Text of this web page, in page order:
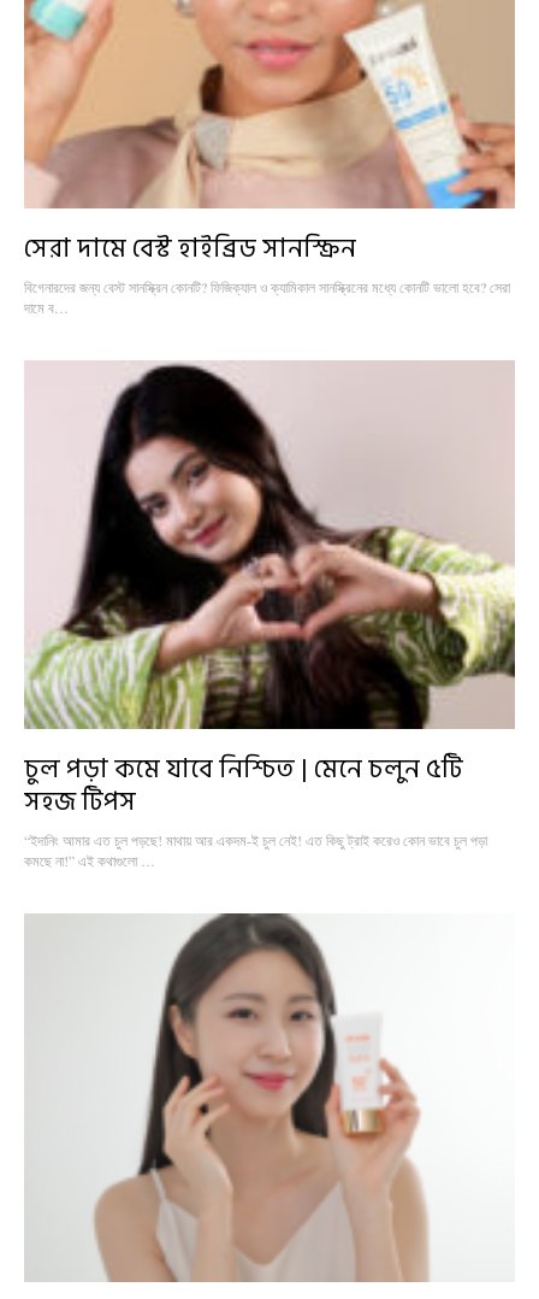
সেরা দামে বেস্ট হাইব্রিড সানস্ক্রিন
বিগেনারদের জন্য বেস্ট সানস্ক্রিন কোনটি? ফিজিক্যাল ও ক্যামিকাল সানস্ক্রিনের মধ্যে কোনটি ভালো হবে? সেরা
দামে ব…
চুল পড়া কমে যাবে নিশ্চিত | মেনে চলুন ৫টি
সহজ টিপস
“ইদানিং আমার এত চুল পড়ছে! মাথায় আর একদম-ই চুল নেই! এত কিছু ট্রাই করেও কোন ভাবে চুল পড়া
কমছে না!” এই কথাগুলো …